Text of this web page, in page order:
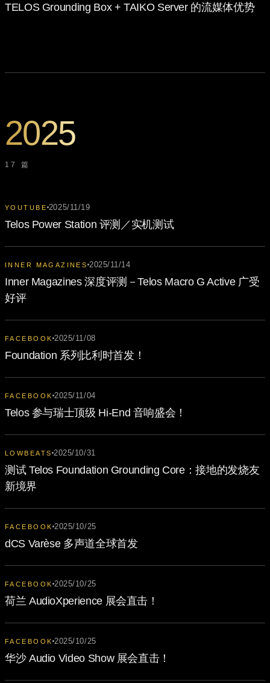
TELOS Grounding Box + TAIKO Server 的流媒体优势
2025
17 篇
YOUTUBE 2025/11/19
Telos Power Station 评测／实机测试
INNER MAGAZINES 2025/11/14
Inner Magazines 深度评测－Telos Macro G Active 广受
好评
FACEBOOK 2025/11/08
Foundation 系列比利时首发！
FACEBOOK 2025/11/04
Telos 参与瑞士顶级 Hi-End 音响盛会！
LOWBEATS 2025/10/31
测试 Telos Foundation Grounding Core：接地的发烧友
新境界
FACEBOOK 2025/10/25
dCS Varèse 多声道全球首发
FACEBOOK 2025/10/25
荷兰 AudioXperience 展会直击！
FACEBOOK 2025/10/25
华沙 Audio Video Show 展会直击！